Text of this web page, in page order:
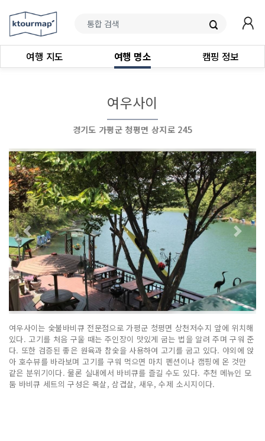
여행 지도 여행 명소 캠핑 정보
여우사이
경기도 가평군 청평면 상지로 245
여우사이는 숯불바비큐 전문점으로 가평군 청평면 상천저수지 앞에 위치해
있다. 고기를 처음 구울 때는 주인장이 맛있게 굽는 법을 알려 주며 구워 준
다. 또한 검증된 좋은 원육과 참숯을 사용하여 고기를 굽고 있다. 야외에 앉
아 호수뷰를 바라보며 고기를 구워 먹으면 마치 펜션이나 캠핑에 온 것만
같은 분위기이다. 물론 실내에서 바비큐를 즐길 수도 있다. 추천 메뉴인 모
둠 바비큐 세트의 구성은 목살, 삼겹살, 새우, 수제 소시지이다.